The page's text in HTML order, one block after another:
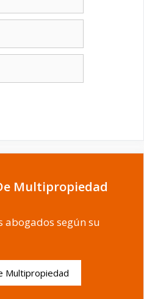
Multipropiedad
abogados según su
Multipropiedad